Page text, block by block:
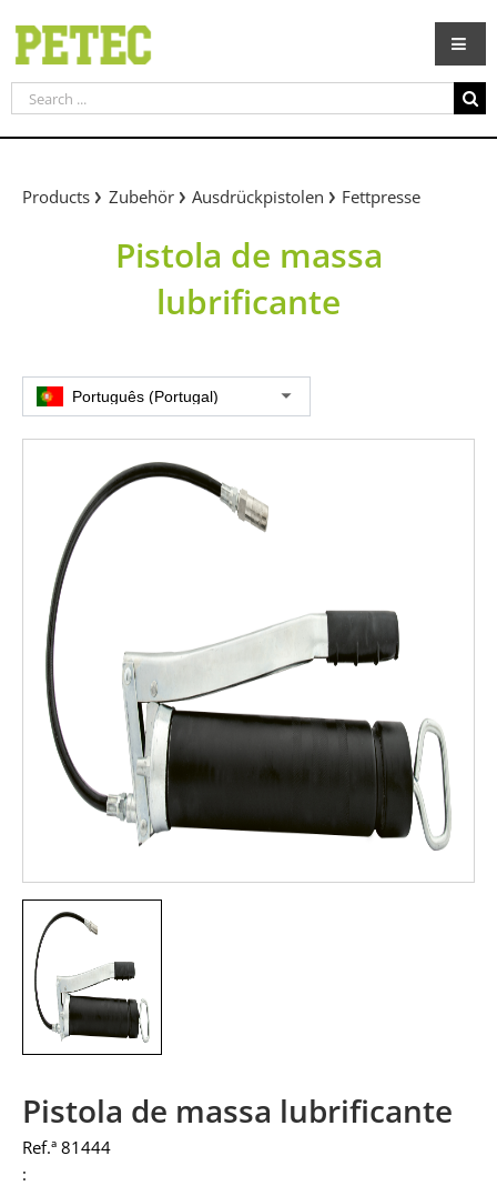
content
Search
for:
Products Zubehör Ausdrückpistolen Fettpresse
Pistola de massa
lubrificante
Português (Portugal)
Pistola de massa lubrificante
Ref.ª 81444
: